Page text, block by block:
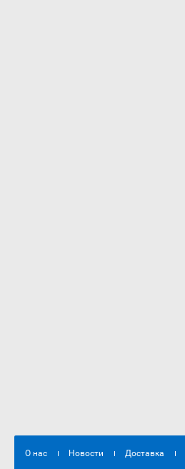
О нас Новости Доставка